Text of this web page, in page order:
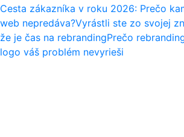
Cesta zákazníka v roku 2026: Prečo
web nepredáva?Vyrástli ste zo svojej
že je čas na rebrandingPrečo
logo váš problém nevyrieši